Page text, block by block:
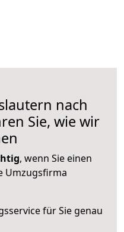
nach
Sie, wie wir
, wenn Sie einen
Umzugsfirma
für Sie genau